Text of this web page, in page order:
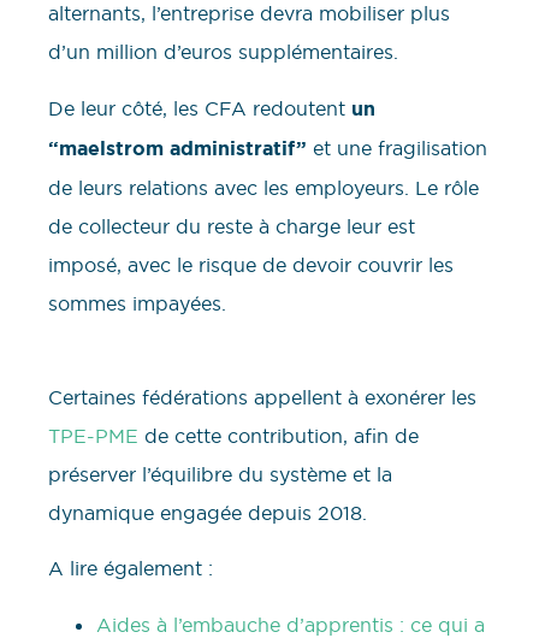
alternants, l’entreprise devra mobiliser plus
d’un million d’euros supplémentaires.
De leur côté, les CFA redoutent un
“maelstrom administratif” et une fragilisation
de leurs relations avec les employeurs. Le rôle
de collecteur du reste à charge leur est
imposé, avec le risque de devoir couvrir les
sommes impayées.
Certaines fédérations appellent à exonérer les
TPE-PME de cette contribution, afin de
préserver l’équilibre du système et la
dynamique engagée depuis 2018.
A lire également :
Aides à l’embauche d’apprentis : ce qui a